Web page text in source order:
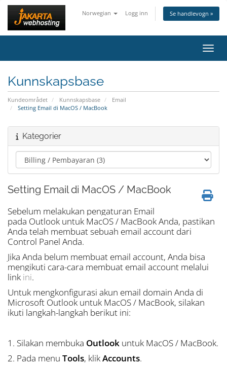
Norwegian Logg inn Se handlevogn »
Bytt
Kunnskapsbase
Kundeområdet Kunnskapsbase
Email
Setting Email di MacOS / MacBook
Kategorier
Setting Email di MacOS / MacBook
Sebelum melakukan pengaturan Email
pada Outlook untuk MacOS / MacBookAnda, pastikan
Anda telah membuat sebuah email account dari
Control Panel Anda.
Jika Anda belum membuat email account, Anda bisa
mengikuti cara-cara membuat email account melalui
link ini.
Untuk mengkonfigurasi akun email domain Anda di
Microsoft Outlook untuk MacOS / MacBook, silakan
ikuti langkah-langkah berikut ini:
1. Silakan membuka Outlook untuk MacOS / MacBook.
2. Pada menu Tools, klikAccounts.